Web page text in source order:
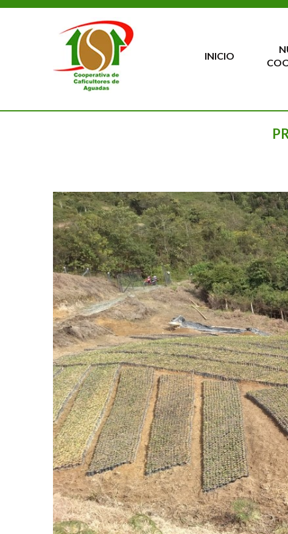
INICIO